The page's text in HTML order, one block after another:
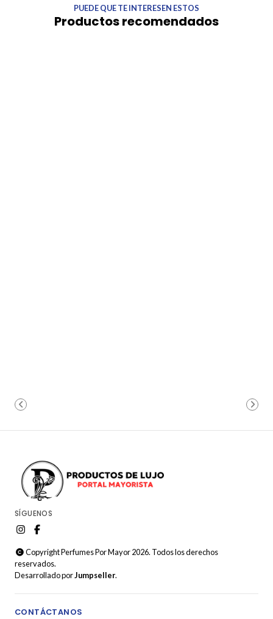
PUEDE QUE TE INTERESEN ESTOS
Productos recomendados
SÍGUENOS
Copyright Perfumes Por Mayor 2026. Todos los derechos
reservados.
Desarrollado porJumpseller.
CONTÁCTANOS